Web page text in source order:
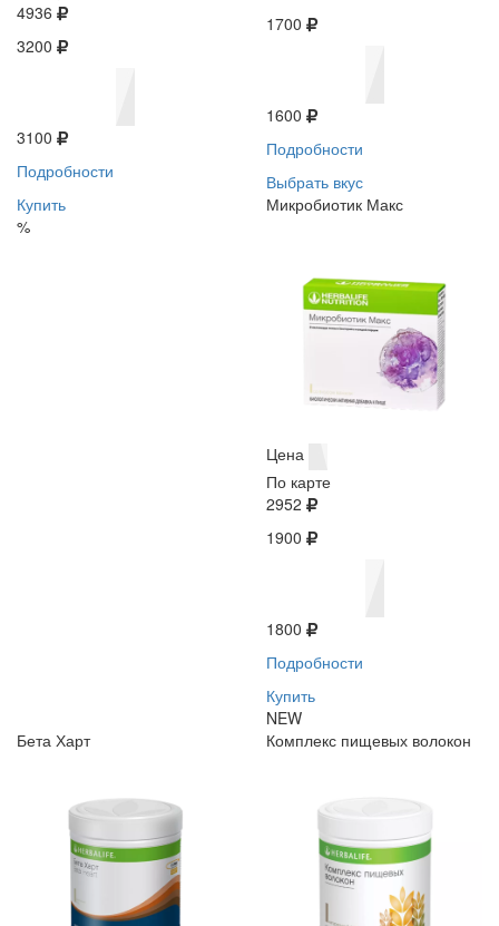
4936
3200
3100
Подробности
Купить
%
1700
1600
Подробности
Выбрать вкус
Микробиотик Макс
Цена
По карте
2952
1900
1800
Подробности
Купить
NEW
Бета Харт
Комплекс пищевых волокон